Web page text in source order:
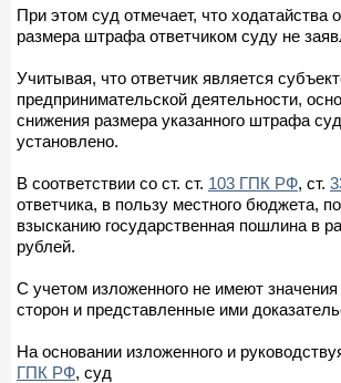
При этом суд отмечает, что ходатайства
размера штрафа ответчиком суду не
Учитывая, что ответчик является
предпринимательской деятельности,
снижения размера указанного штрафа
установлено.
В соответствии со ст. ст. 103 ГПК РФ, ст.
ответчика, в пользу местного бюджета,
взысканию государственная пошлина в
рублей.
С учетом изложенного не имеют
сторон и представленные ими
На основании изложенного и
ГПК РФ, суд